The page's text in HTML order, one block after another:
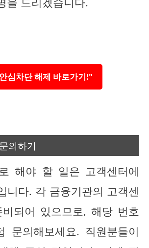
심차단 해제 바로가기!"
의하기
해야 할 일은 고객센터에
니다. 각 금융기관의 고객센
되어 있으므로, 해당 번호
문의해보세요. 직원분들이